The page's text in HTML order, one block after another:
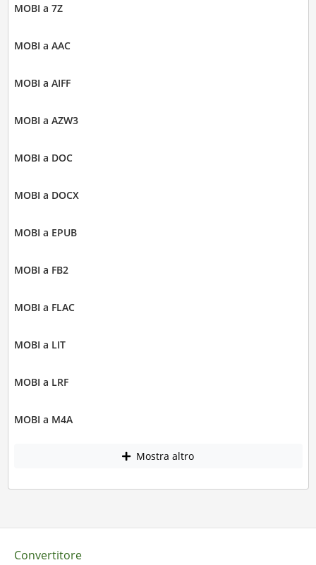
MOBI a 7Z
MOBI a AAC
MOBI a AIFF
MOBI a AZW3
MOBI a DOC
MOBI a DOCX
MOBI a EPUB
MOBI a FB2
MOBI a FLAC
MOBI a LIT
MOBI a LRF
MOBI a M4A
Mostra altro
Convertitore